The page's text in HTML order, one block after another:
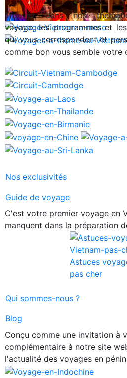
Trouvez dans nos
voyage, les programmes et
qui vous correspondent et
comme bon vous semble votre
Nos exclusivités
Guide de voyage
C'est votre premier voyage en
manquent dans la préparation
Astuces
pas cher
Qui sommes-nous ?
Blog
Conçu comme une invitation à
complémentaire à notre site
l'actualité des voyages en